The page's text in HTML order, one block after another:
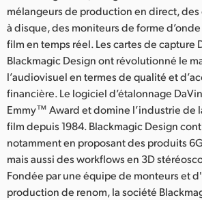
mélangeurs de production en direct, des
à disque, des moniteurs de forme
film en temps réel. Les cartes de capture
Blackmagic Design ont révolutionné le
l’audiovisuel en termes de qualité et
financière. Le logiciel d’étalonnage
Emmy™ Award et domine l’industrie de
film depuis 1984. Blackmagic Design
notamment en proposant des produits
mais aussi des workflows en 3D
Fondée par une équipe de monteurs et
production de renom, la société